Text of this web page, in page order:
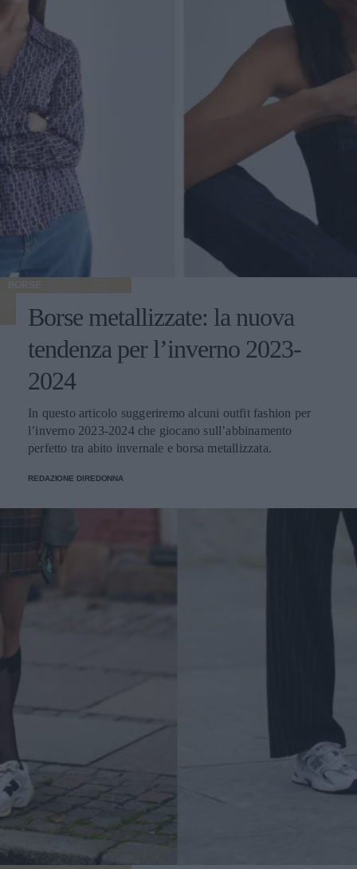
BORSE
Borse metallizzate: la nuova
tendenza per l’inverno 2023-
2024
In questo articolo suggeriremo alcuni outfit fashion per
l’inverno 2023-2024 che giocano sull’abbinamento
perfetto tra abito invernale e borsa metallizzata.
REDAZIONE DIREDONNA